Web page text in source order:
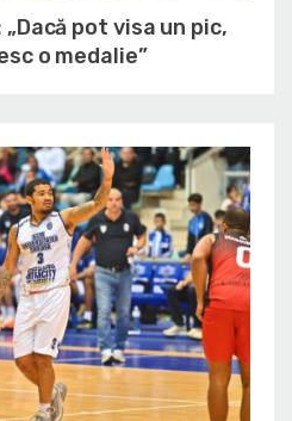
pot visa un pic,
o medalie”